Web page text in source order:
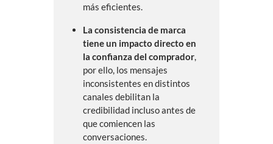
más eficientes.
La consistencia de marca
tiene un impacto directo en
la confianza del comprador,
por ello, los mensajes
inconsistentes en distintos
canales debilitan la
credibilidad incluso antes de
que comiencen las
conversaciones.